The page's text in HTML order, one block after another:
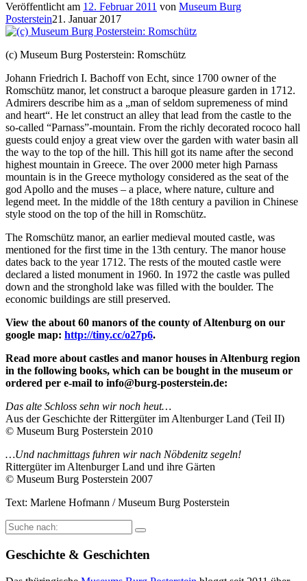
Veröffentlicht am 12. Februar 2011 von Museum Burg
Posterstein21. Januar 2017
(c) Museum Burg Posterstein: Romschütz
Johann Friedrich I. Bachoff von Echt, since 1700 owner of the
Romschütz manor, let construct a baroque pleasure garden in 1712.
Admirers describe him as a „man of seldom supremeness of mind
and heart“. He let construct an alley that lead from the castle to the
so-called “Parnass”-mountain. From the richly decorated rococo hall
guests could enjoy a great view over the garden with water basin all
the way to the top of the hill. This hill got its name after the second
highest mountain in Greece. The over 2000 meter high Parnass
mountain is in the Greece mythology considered as the seat of the
god Apollo and the muses – a place, where nature, culture and
legend meet. In the middle of the 18th century a pavilion in Chinese
style stood on the top of the hill in Romschütz.
The Romschütz manor, an earlier medieval mouted castle, was
mentioned for the first time in the 13th century. The manor house
dates back to the year 1712. The rests of the mouted castle were
declared a listed monument in 1960. In 1972 the castle was pulled
down and the stronghold lake was filled with the boulder. The
economic buildings are still preserved.
View the about 60 manors of the county of Altenburg on our
google map: http://tiny.cc/o27p6.
Read more about castles and manor houses in Altenburg region
in the following books, which can be bought in the museum or
ordered per e-mail to info@burg-posterstein.de:
Das alte Schloss sehn wir noch heut…
Aus der Geschichte der Rittergüter im Altenburger Land (Teil II)
© Museum Burg Posterstein 2010
…Und nachmittags fuhren wir nach Nöbdenitz segeln!
Rittergüter im Altenburger Land und ihre Gärten
© Museum Burg Posterstein 2007
Text: Marlene Hofmann / Museum Burg Posterstein
Suche
nach:
Geschichte & Geschichten